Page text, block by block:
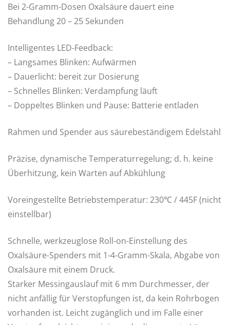
Bei 2-Gramm-Dosen Oxalsäure dauert eine
Behandlung 20 – 25 Sekunden
Intelligentes LED-Feedback:
– Langsames Blinken: Aufwärmen
– Dauerlicht: bereit zur Dosierung
– Schnelles Blinken: Verdampfung läuft
– Doppeltes Blinken und Pause: Batterie entladen
Rahmen und Spender aus säurebeständigem Edelstahl
Präzise, ​​dynamische Temperaturregelung; d. h. keine
Überhitzung, kein Warten auf Abkühlung
Voreingestellte Betriebstemperatur: 230℃ / 445F (nicht
einstellbar)
Schnelle, werkzeuglose Roll-on-Einstellung des
Oxalsäure-Spenders mit 1-4-Gramm-Skala, Abgabe von
Oxalsäure mit einem Druck.
Starker Messingauslauf mit 6 mm Durchmesser, der
nicht anfällig für Verstopfungen ist, da kein Rohrbogen
vorhanden ist. Leicht zugänglich und im Falle einer